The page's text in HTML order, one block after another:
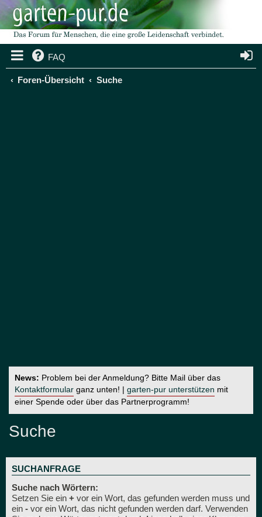
FAQ
Foren-Übersicht Suche
News: Problem bei der Anmeldung? Bitte Mail über das
Kontaktformular ganz unten! | garten-pur unterstützen mit
einer Spende oder über das Partnerprogramm!
Suche
SUCHANFRAGE
Suche nach Wörtern:
Setzen Sie ein + vor ein Wort, das gefunden werden muss und
ein - vor ein Wort, das nicht gefunden werden darf. Verwenden